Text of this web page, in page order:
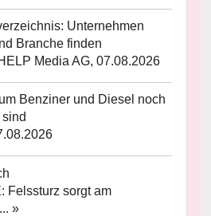
Unternehmen
Branche finden
Media AG, 07.08.2026
Benziner und Diesel noch
Felssturz sorgt am
»